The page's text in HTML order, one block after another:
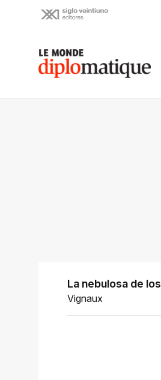
Le monde diplomatique
La nebulosa de
Vignaux